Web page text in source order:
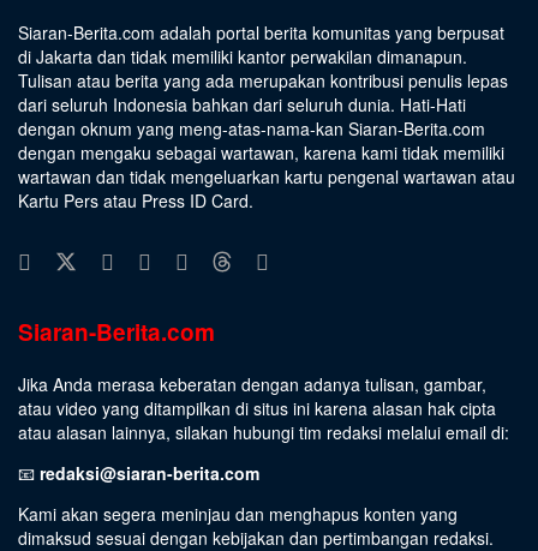
Siaran-Berita.com adalah portal berita komunitas yang berpusat
di Jakarta dan tidak memiliki kantor perwakilan dimanapun.
Tulisan atau berita yang ada merupakan kontribusi penulis lepas
dari seluruh Indonesia bahkan dari seluruh dunia. Hati-Hati
dengan oknum yang meng-atas-nama-kan Siaran-Berita.com
dengan mengaku sebagai wartawan, karena kami tidak memiliki
wartawan dan tidak mengeluarkan kartu pengenal wartawan atau
Kartu Pers atau Press ID Card.
Siaran-Berita.com
Jika Anda merasa keberatan dengan adanya tulisan, gambar,
atau video yang ditampilkan di situs ini karena alasan hak cipta
atau alasan lainnya, silakan hubungi tim redaksi melalui email di:
📧 redaksi@siaran-berita.com
Kami akan segera meninjau dan menghapus konten yang
dimaksud sesuai dengan kebijakan dan pertimbangan redaksi.